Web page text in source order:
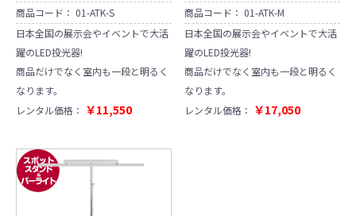
商品コード： 01-ATK-S
日本全国の展示会やイベントで大活
躍のLED投光器!
商品だけでなく室内も一段と明るく
なります。
レンタル価格： ￥11,550
商品コード： 01-ATK-M
日本全国の展示会やイベントで大活
躍のLED投光器!
商品だけでなく室内も一段と明るく
なります。
レンタル価格： ￥17,050